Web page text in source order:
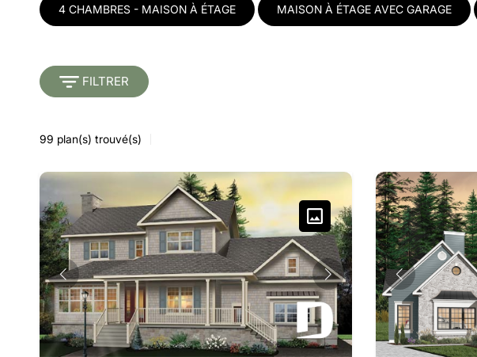
4 CHAMBRES - MAISON À ÉTAGE MAISON À ÉTAGE AVEC GARAGE
FILTRER
99 plan(s) trouvé(s)